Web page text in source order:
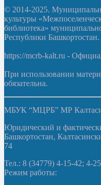
© 2014-2025.
культуры
библиотека»
Республики Башкортостан.
https://mcrb-kalt.ru -
При использовании
обязательна.
МБУК “МЦРБ” МР
Юридический и
Башкортостан,
74
Тел.: 8 (34779) 4-15-42; 4-
Режим работы: